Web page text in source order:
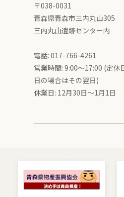
〒038-0031
青森県青森市三内丸山305
三内丸山遺跡センター内
電話: 017-766-4261
営業時間: 9:00〜17:00 (定休
日の場合はその翌日)
休業日: 12月30日～1月1日